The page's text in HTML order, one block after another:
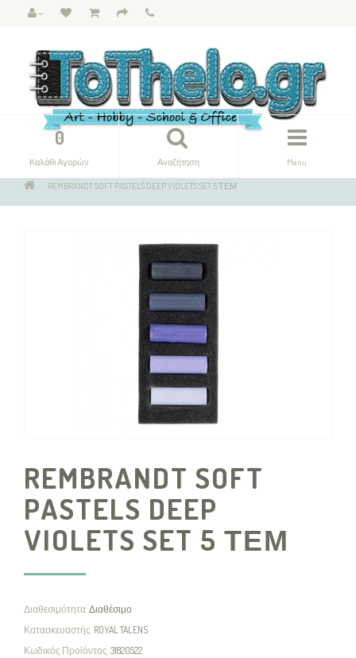
Menu
Αναζήτηση
0
Καλάθι Αγορών
REMBRANDT SOFT PASTELS DEEP VIOLETS SET 5 ΤΕΜ
REMBRANDT SOFT
PASTELS DEEP
VIOLETS SET 5 ΤΕΜ
Διαθεσιμότητα:Διαθέσιμο
Κατασκευαστής: ROYAL TALENS
Κωδικός Προϊόντος:31820522